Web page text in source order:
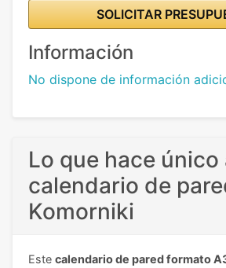
SOLICITAR
Información
No dispone de información
Lo que hace único
calendario de
Komorniki
Este calendario de pared formato